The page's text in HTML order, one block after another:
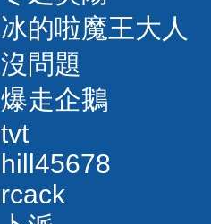
冰的啦魔王大人
沒問題
爆走企鵝
tvt
hill45678
rcack